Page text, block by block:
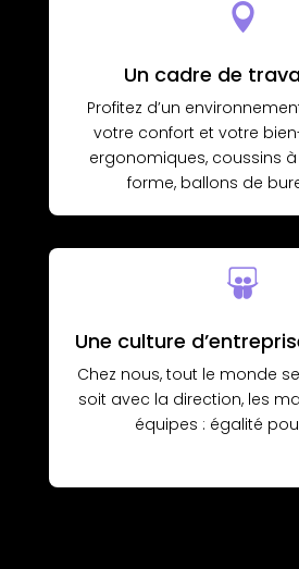

Un cadre de
Profitez d’un
votre confort et votre
ergonomiques, coussins
forme, ballons de

Une culture
Chez nous, tout le monde
soit avec la direction, les
équipes : égalité